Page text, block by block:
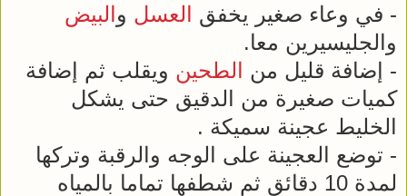
- في وعاء صغير يخفق العسل والبيض
والجليسيرين معا.
- إضافة قليل من الطحين ويقلب ثم إضافة
كميات صغيرة من الدقيق حتى يشكل
الخليط عجينة سميكة .
- توضع العجينة على الوجه والرقبة وتركها
لمدة 10 دقائق ثم شطفها تماما بالمياه